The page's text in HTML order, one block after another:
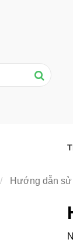
Hướng dẫn sử